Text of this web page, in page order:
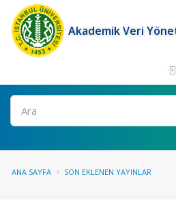
Akademik Veri
Ara
ANA SAYFA SON EKLENEN YAYINLAR